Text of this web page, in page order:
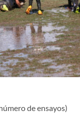
de ensayos)